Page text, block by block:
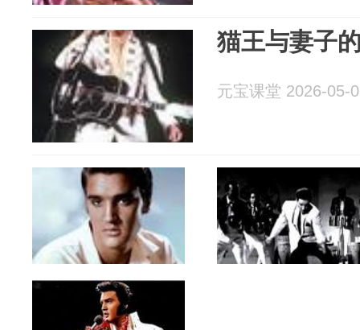
猫王与妻子
元宝课堂 2026-05-